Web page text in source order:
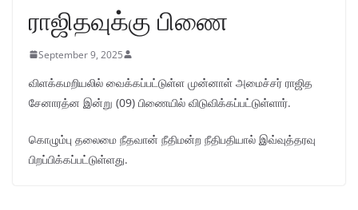
ராஜிதவுக்கு பிணை
September 9, 2025
விளக்கமறியலில் வைக்கப்பட்டுள்ள முன்னாள் அமைச்சர் ராஜித
சேனாரத்ன இன்று (09) பிணையில் விடுவிக்கப்பட்டுள்ளார்.
கொழும்பு தலைமை நீதவான் நீதிமன்ற நீதிபதியால் இவ்வுத்தரவு
பிறப்பிக்கப்பட்டுள்ளது.